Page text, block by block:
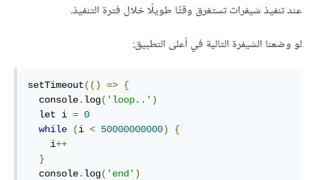
عند تنفيذ شيفرات تستغرق وقتًا طويلًا خلال فترة التنفيذ.
لو وضعنا الشيفرة التالية في أعلى التطبيق:
setTimeout(() => {
  console
. log( 'loop..' )
  let i
= 0
while
(i < 50000000000)
{
    i
++
}
  console
. log( 'end' )